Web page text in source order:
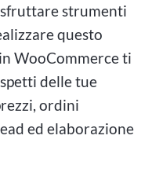
strumenti
questo
WooCommerce ti
delle tue
ordini
ed elaborazione